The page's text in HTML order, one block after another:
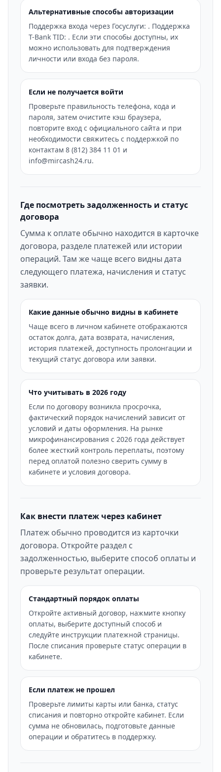
Альтернативные способы авторизации
Поддержка входа через Госуслуги: . Поддержка
T-Bank TID: . Если эти способы доступны, их
можно использовать для подтверждения
личности или входа без пароля.
Если не получается войти
Проверьте правильность телефона, кода и
пароля, затем очистите кэш браузера,
повторите вход с официального сайта и при
необходимости свяжитесь с поддержкой по
контактам 8 (812) 384 11 01 и
info@mircash24.ru.
Где посмотреть задолженность и статус
договора
Сумма к оплате обычно находится в карточке
договора, разделе платежей или истории
операций. Там же чаще всего видны дата
следующего платежа, начисления и статус
заявки.
Какие данные обычно видны в кабинете
Чаще всего в личном кабинете отображаются
остаток долга, дата возврата, начисления,
история платежей, доступность пролонгации и
текущий статус договора или заявки.
Что учитывать в 2026 году
Если по договору возникла просрочка,
фактический порядок начислений зависит от
условий и даты оформления. На рынке
микрофинансирования с 2026 года действует
более жесткий контроль переплаты, поэтому
перед оплатой полезно сверить сумму в
кабинете и условия договора.
Как внести платеж через кабинет
Платеж обычно проводится из карточки
договора. Откройте раздел с
задолженностью, выберите способ оплаты и
проверьте результат операции.
Стандартный порядок оплаты
Откройте активный договор, нажмите кнопку
оплаты, выберите доступный способ и
следуйте инструкции платежной страницы.
После списания проверьте статус операции в
кабинете.
Если платеж не прошел
Проверьте лимиты карты или банка, статус
списания и повторно откройте кабинет. Если
сумма не обновилась, подготовьте данные
операции и обратитесь в поддержку.